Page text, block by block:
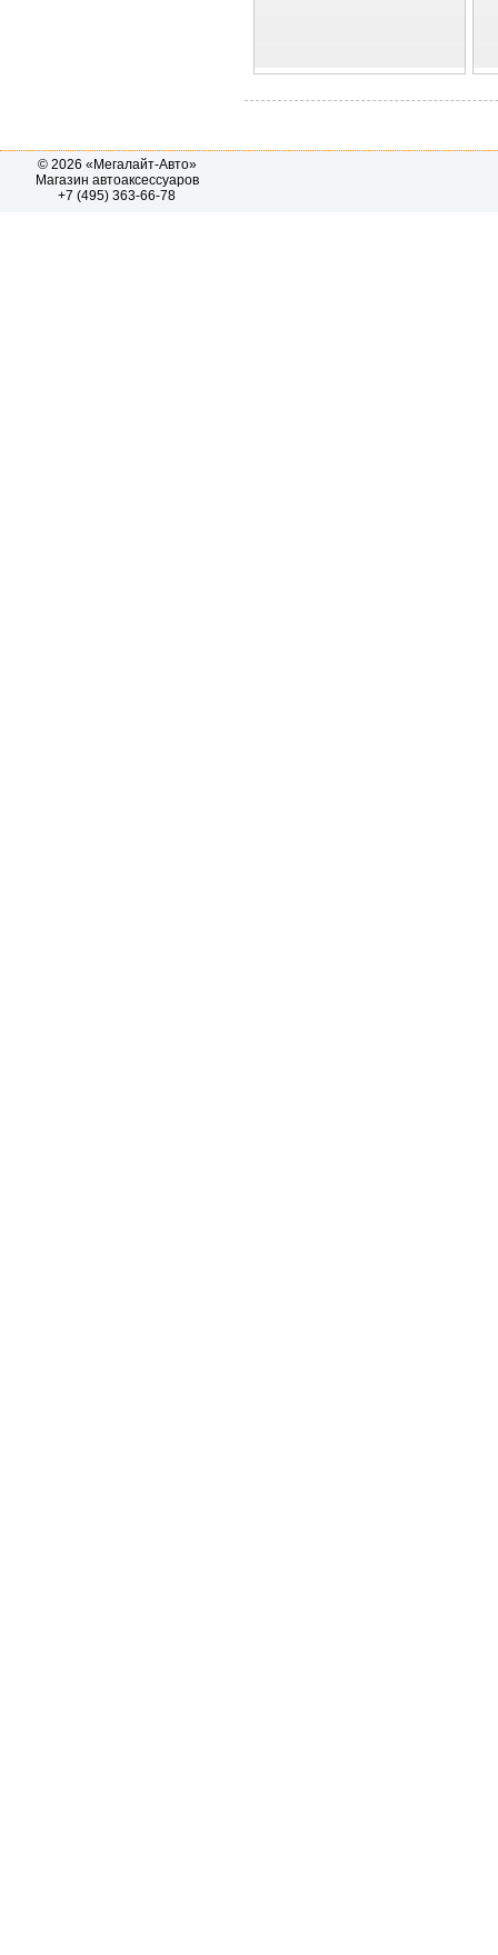
© 2026 «Мегалайт-Авто»
Магазин автоаксессуаров
+7 (495) 363-66-78